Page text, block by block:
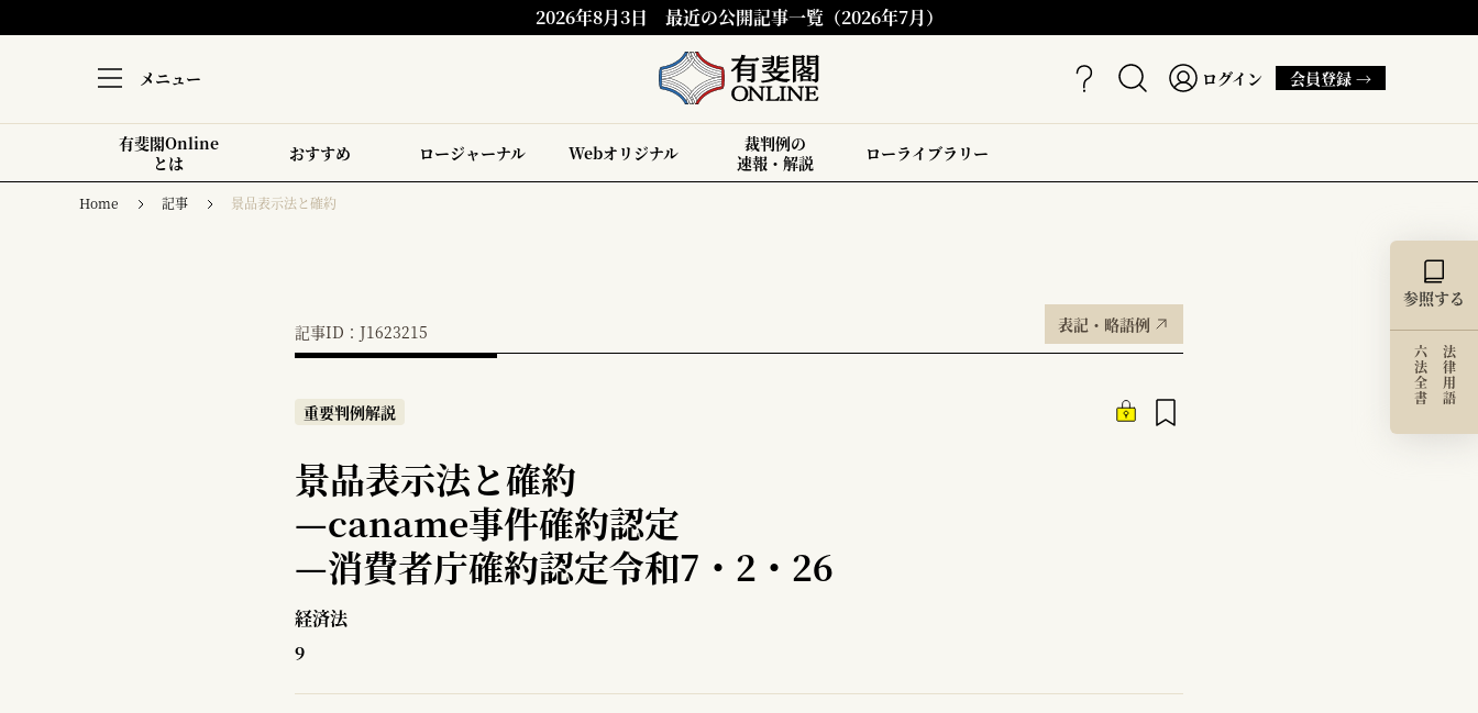
2026年8月3日 最近の公開記事一覧（2026年7月）
メニュー ログイン 会員登録 →
有斐閣Online
とは
おすすめ ロージャーナル Webオリジナル
裁判例の
速報・解説
ローライブラリー
Home 記事 景品表示法と確約
記事ID：J1623215 表記・略語例
重要判例解説
景品表示法と確約
—caname事件確約認定
—消費者庁確約認定令和7・2・26
経済法
9
参照する
法律用語
六法全書